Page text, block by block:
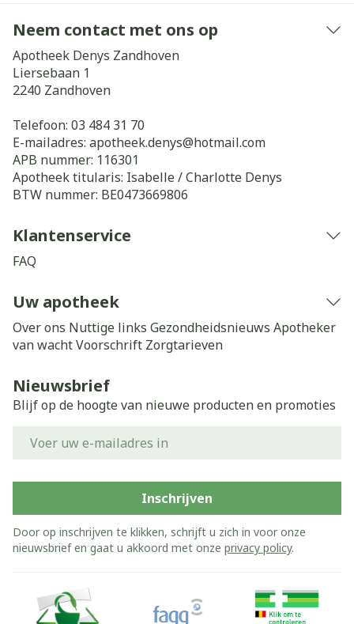
Neem contact met ons op
Apotheek Denys Zandhoven
Liersebaan 1
2240 Zandhoven
Telefoon: 03 484 31 70
E-mailadres: apotheek.denys@hotmail.com
APB nummer: 116301
Apotheek titularis: Isabelle / Charlotte Denys
BTW nummer: BE0473669806
Klantenservice
FAQ
Uw apotheek
Over ons Nuttige links Gezondheidsnieuws Apotheker
van wachtVoorschrift Zorgtarieven
Nieuwsbrief
Blijf op de hoogte van nieuwe producten en promoties
Inschrijven
Door op inschrijven te klikken, schrijft u zich in voor onze
nieuwsbrief en gaat u akkoord met onze privacy policy.